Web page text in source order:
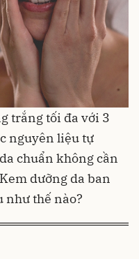
trắng tối đa với 3
nguyên liệu tự
chuẩn không cần
Kem dưỡng da ban
như thế nào?